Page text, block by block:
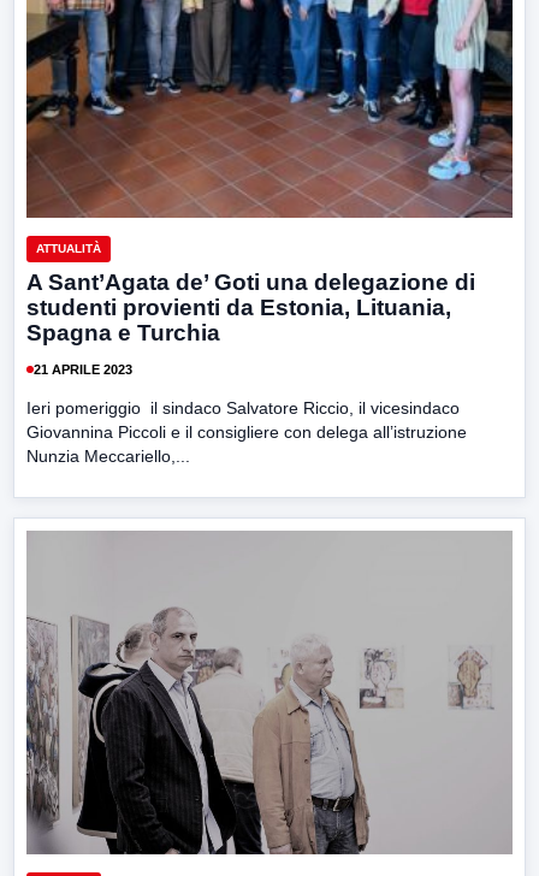
ATTUALITÀ
A Sant’Agata de’ Goti una delegazione di
studenti provienti da Estonia, Lituania,
Spagna e Turchia
21 APRILE 2023
Ieri pomeriggio il sindaco Salvatore Riccio, il vicesindaco
Giovannina Piccoli e il consigliere con delega all’istruzione
Nunzia Meccariello,...